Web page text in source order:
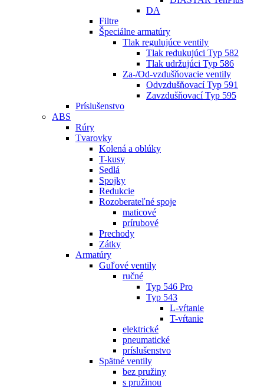
DA
Filtre
Špeciálne armatúry
Tlak regulujúce ventily
Tlak redukujúci Typ 582
Tlak udržujúci Typ 586
Za-/Od-vzdušňovacie ventily
Odvzdušňovací Typ 591
Zavzdušňovací Typ 595
Príslušenstvo
ABS
Rúry
Tvarovky
Kolená a oblúky
T-kusy
Sedlá
Spojky
Redukcie
Rozoberateľné spoje
maticové
prírubové
Prechody
Zátky
Armatúry
Guľové ventily
ručné
Typ 546 Pro
Typ 543
L-vŕtanie
T-vŕtanie
elektrické
pneumatické
príslušenstvo
Spätné ventily
bez pružiny
s pružinou